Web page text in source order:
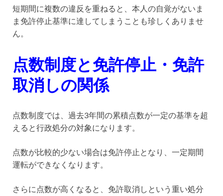
短期間に複数の違反を重ねると、本人の自覚がないま
ま免許停止基準に達してしまうことも珍しくありませ
ん。
点数制度と免許停止・免許
取消しの関係
点数制度では、過去3年間の累積点数が一定の基準を超
えると行政処分の対象になります。
点数が比較的少ない場合は免許停止となり、一定期間
運転ができなくなります。
さらに点数が高くなると、免許取消しという重い処分